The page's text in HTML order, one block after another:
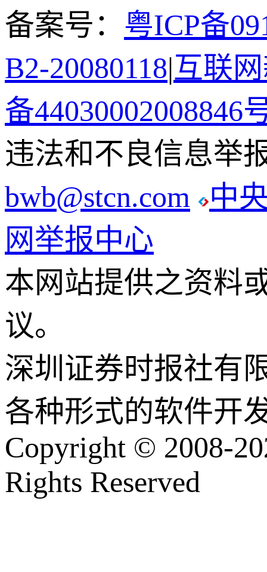
备案号： 粤ICP备
B2-20080118|互联
备44030002008846
违法和不良信息举
bwb@stcn.com
中
网举报中心
本网站提供之资料
议。
深圳证券时报社有
各种形式的软件开
Copyright © 2008-
Rights Reserved